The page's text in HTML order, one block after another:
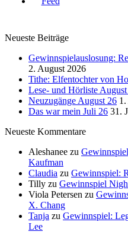
Neueste Beiträge
Gewinnspielauslosung:
2. August 2026
Tithe: Elfentochter von
Lese- und Hörliste
Neuzugänge August 26
Das war mein Juli 26 31.
Neueste Kommentare
Aleshanee zu
Kaufman
Claudia zu Gewinnspiel:
Tilly zu Gewinnspiel
Viola Petersen zu
X. Chang
Tanja zu Gewinnspiel:
Lee